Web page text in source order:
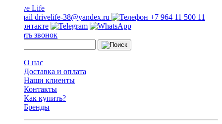
drivelife-38@yandex.ru +7 964 11 500 11
Заказать звонок
О нас
Доставка и оплата
Наши клиенты
Контакты
Как купить?
Бренды